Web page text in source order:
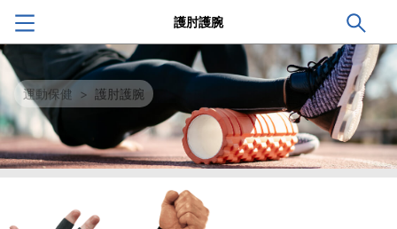
護肘護腕
運動保健 > 護肘護腕